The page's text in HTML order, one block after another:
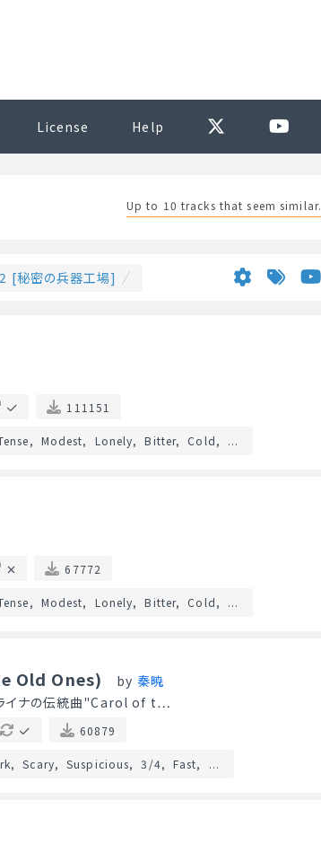
License Help
Up to 10 tracks that seem similar.
[秘密の兵器工場]
111151
Modest Lonely Bitter Cold ...
67772
Modest Lonely Bitter Cold ...
Old Ones) by 秦暁
ライナの伝統曲"Carol of t…
60879
Scary Suspicious 3/4 Fast ...